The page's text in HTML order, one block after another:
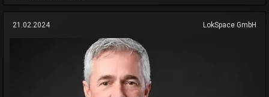
21.02.2024 LokSpace GmbH